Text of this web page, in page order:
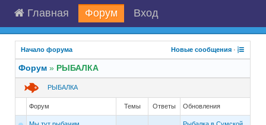
Главная Форум Вход
Начало форума Новые сообщения ·
Форум » РЫБАЛКА
РЫБАЛКА
Форум Темы Ответы Обновления